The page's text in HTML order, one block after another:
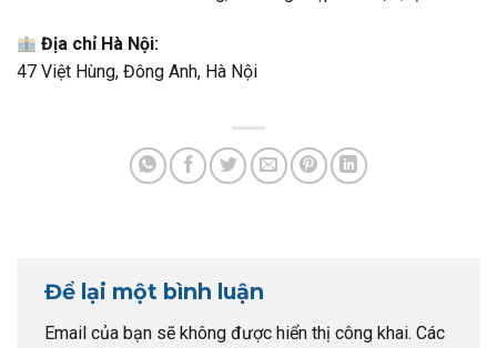
Địa chỉ Hà Nội:
47 Việt Hùng, Đông Anh, Hà Nội
Để lại một bình luận
Email của bạn sẽ không được hiển thị công khai. Các